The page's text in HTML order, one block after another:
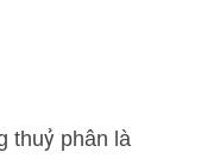
thuỷ phân là